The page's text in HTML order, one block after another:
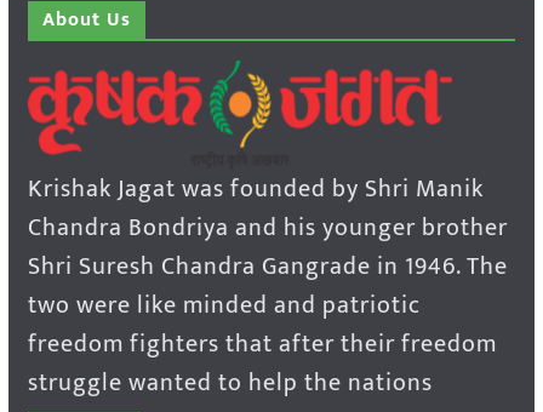
About Us
Krishak Jagat was founded by Shri Manik
Chandra Bondriya and his younger brother
Shri Suresh Chandra Gangrade in 1946. The
two were like minded and patriotic
freedom fighters that after their freedom
struggle wanted to help the nations